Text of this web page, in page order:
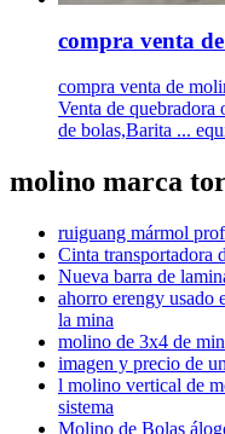
compra venta
compra venta de
Venta de quebradora
de bolas,Barita ...
molino marca
ruiguang mármol
Cinta transportadora
Nueva barra de
ahorro erengy usado
la mina
molino de 3x4 de
imagen y precio de
l molino vertical de
sistema
Molino de Bolas